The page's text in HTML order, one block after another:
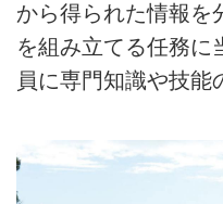
から得られた情報を
を組み立てる任務に
員に専門知識や技能